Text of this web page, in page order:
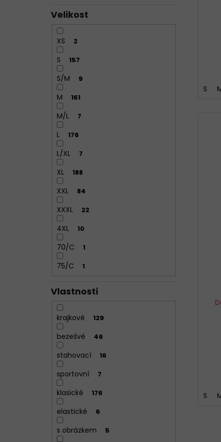
Velikost
XS 2
S 157
S/M 9
M 161
M/L 7
L 176
L/XL 7
XL 188
XXL 84
XXXL 22
4XL 10
70/C 1
75/C 1
Vlastnosti
krajkové 129
bezešvé 46
stahovací 16
sportovní 7
klasické 176
elastické 6
s obrázkem 5
S
S